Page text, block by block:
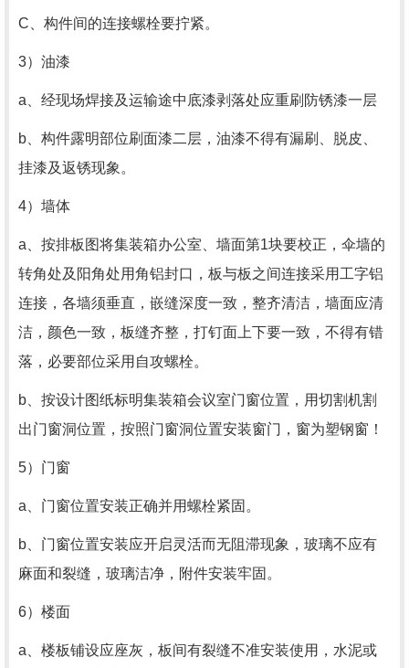
C、构件间的连接螺栓要拧紧。
3）油漆
a、经现场焊接及运输途中底漆剥落处应重刷防锈漆一层
b、构件露明部位刷面漆二层，油漆不得有漏刷、脱皮、
挂漆及返锈现象。
4）墙体
a、按排板图将集装箱办公室、墙面第1块要校正，伞墙的
转角处及阳角处用角铝封口，板与板之间连接采用工字铝
连接，各墙须垂直，嵌缝深度一致，整齐清洁，墙面应清
洁，颜色一致，板缝齐整，打钉面上下要一致，不得有错
落，必要部位采用自攻螺栓。
b、按设计图纸标明集装箱会议室门窗位置，用切割机割
出门窗洞位置，按照门窗洞位置安装窗门，窗为塑钢窗！
5）门窗
a、门窗位置安装正确并用螺栓紧固。
b、门窗位置安装应开启灵活而无阻滞现象，玻璃不应有
麻面和裂缝，玻璃洁净，附件安装牢固。
6）楼面
a、楼板铺设应座灰，板间有裂缝不准安装使用，水泥或